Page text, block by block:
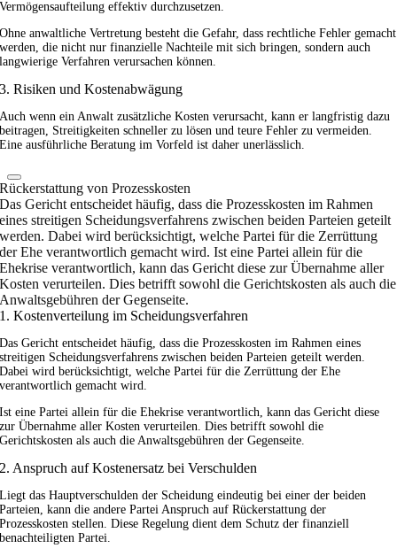
Vermögensaufteilung effektiv durchzusetzen.
Ohne anwaltliche Vertretung besteht die Gefahr, dass rechtliche Fehler gemacht
werden, die nicht nur finanzielle Nachteile mit sich bringen, sondern auch
langwierige Verfahren verursachen können.
3. Risiken und Kostenabwägung
Auch wenn ein Anwalt zusätzliche Kosten verursacht, kann er langfristig dazu
beitragen, Streitigkeiten schneller zu lösen und teure Fehler zu vermeiden.
Eine ausführliche Beratung im Vorfeld ist daher unerlässlich.
Rückerstattung von Prozesskosten
Das Gericht entscheidet häufig, dass die Prozesskosten im Rahmen
eines streitigen Scheidungsverfahrens zwischen beiden Parteien geteilt
werden. Dabei wird berücksichtigt, welche Partei für die Zerrüttung
der Ehe verantwortlich gemacht wird. Ist eine Partei allein für die
Ehekrise verantwortlich, kann das Gericht diese zur Übernahme aller
Kosten verurteilen. Dies betrifft sowohl die Gerichtskosten als auch die
Anwaltsgebühren der Gegenseite.
1. Kostenverteilung im Scheidungsverfahren
Das Gericht entscheidet häufig, dass die Prozesskosten im Rahmen eines
streitigen Scheidungsverfahrens zwischen beiden Parteien geteilt werden.
Dabei wird berücksichtigt, welche Partei für die Zerrüttung der Ehe
verantwortlich gemacht wird.
Ist eine Partei allein für die Ehekrise verantwortlich, kann das Gericht diese
zur Übernahme aller Kosten verurteilen. Dies betrifft sowohl die
Gerichtskosten als auch die Anwaltsgebühren der Gegenseite.
2. Anspruch auf Kostenersatz bei Verschulden
Liegt das Hauptverschulden der Scheidung eindeutig bei einer der beiden
Parteien, kann die andere Partei Anspruch auf Rückerstattung der
Prozesskosten stellen. Diese Regelung dient dem Schutz der finanziell
benachteiligten Partei.